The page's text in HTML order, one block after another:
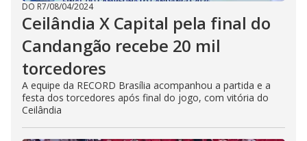
DO R7/08/04/2024
Ceilândia X Capital pela final do
Candangão recebe 20 mil
torcedores
A equipe da RECORD Brasília acompanhou a partida e a
festa dos torcedores após final do jogo, com vitória do
Ceilândia